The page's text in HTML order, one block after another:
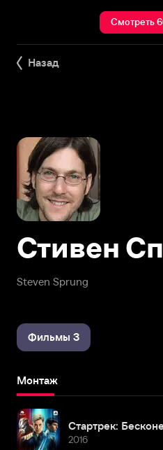
Смотреть
Назад
Steven Sprung
Стивен
Фильмы 3
Монтаж
Стартрек:
2016